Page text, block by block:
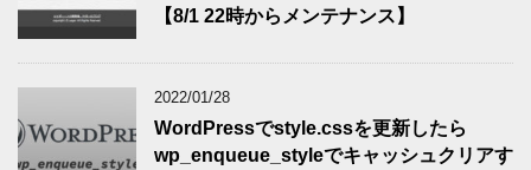
【8/1 22時からメンテナンス】
2022/01/28
WordPressでstyle.cssを更新したら
wp_enqueue_styleでキャッシュクリアす